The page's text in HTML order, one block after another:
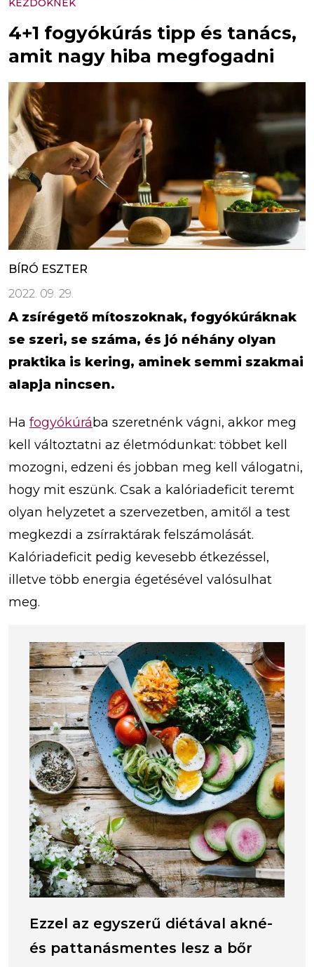
KEZDŐKNEK
4+1 fogyókúrás tipp és tanács,
amit nagy hiba megfogadni
BÍRÓ ESZTER
2022. 09. 29.
A zsírégető mítoszoknak, fogyókúráknak
se szeri, se száma, és jó néhány olyan
praktika is kering, aminek semmi szakmai
alapja nincsen.
Ha fogyókúrába szeretnénk vágni, akkor meg
kell változtatni az életmódunkat: többet kell
mozogni, edzeni és jobban meg kell válogatni,
hogy mit eszünk. Csak a kalóriadeficit teremt
olyan helyzetet a szervezetben, amitől a test
megkezdi a zsírraktárak felszámolását.
Kalóriadeficit pedig kevesebb étkezéssel,
illetve több energia égetésével valósulhat
meg.
Ezzel az egyszerű diétával akné-
és pattanásmentes lesz a bőr